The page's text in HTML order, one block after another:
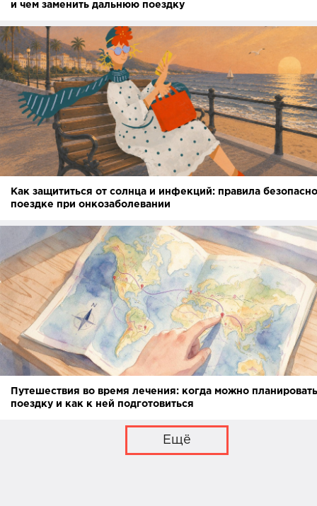
и чем заменить дальнюю поездку
Как защититься от солнца и инфекций: правила
поездке при онкозаболевании
Путешествия во время лечения: когда можно планировать
поездку и как к ней подготовиться
Ещё